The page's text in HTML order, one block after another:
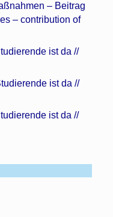
– Beitrag
– contribution of
ist da //
ist da //
ist da //